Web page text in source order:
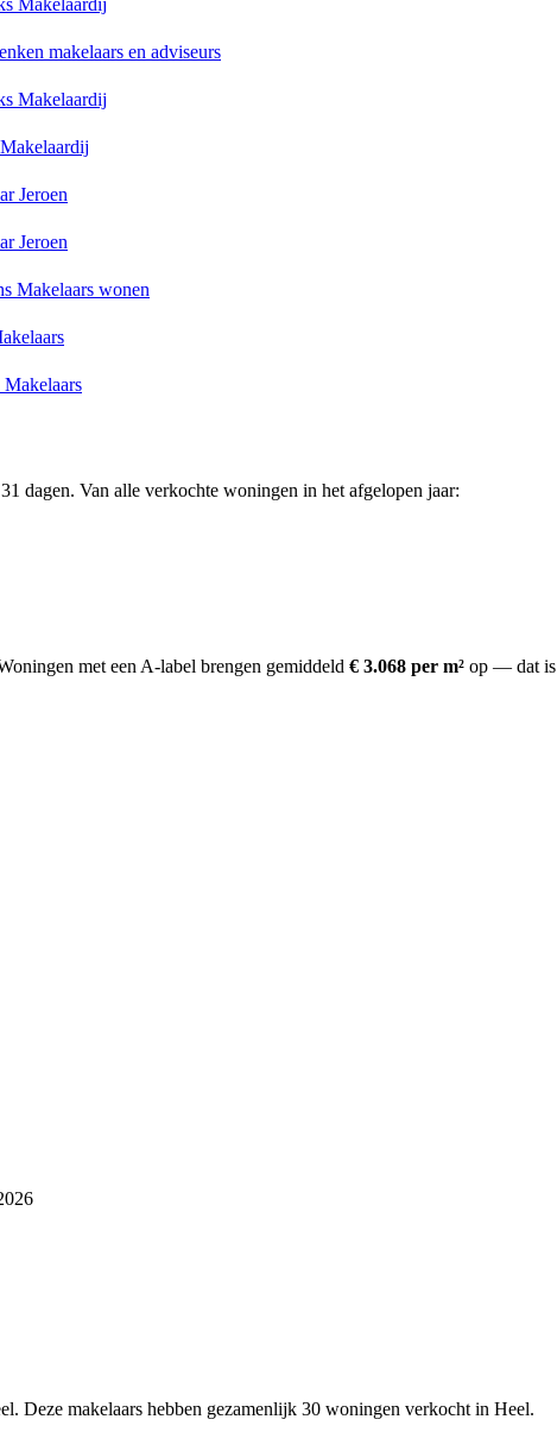
makelaars en adviseurs
Makelaardij
Jeroen
Jeroen
Makelaars wonen
dagen. Van alle verkochte woningen in het afgelopen jaar:
met een A-label brengen gemiddeld € 3.068 per m² op — dat is
Deze makelaars hebben gezamenlijk 30 woningen verkocht in Heel.